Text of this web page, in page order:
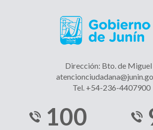
Dirección: Bto. de Miguel
Tel. +54-236-4407900
100